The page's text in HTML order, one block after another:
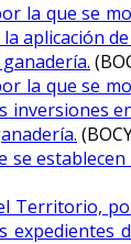
la que se
aplicación
la que se
inversiones
Territorio,